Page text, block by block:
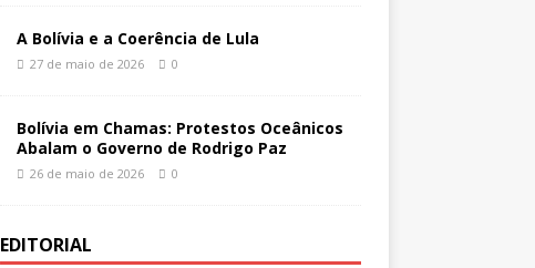
A Bolívia e a Coerência de Lula
27 de maio de 2026 0
Bolívia em Chamas: Protestos Oceânicos
Abalam o Governo de Rodrigo Paz
26 de maio de 2026 0
EDITORIAL